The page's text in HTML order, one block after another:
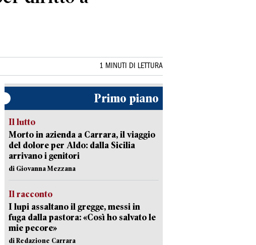
1 MINUTI DI LETTURA
Primo piano
Il lutto
Morto in azienda a Carrara, il viaggio
del dolore per Aldo: dalla Sicilia
arrivano i genitori
di Giovanna Mezzana
Il racconto
I lupi assaltano il gregge, messi in
fuga dalla pastora: «Così ho salvato le
mie pecore»
di Redazione Carrara